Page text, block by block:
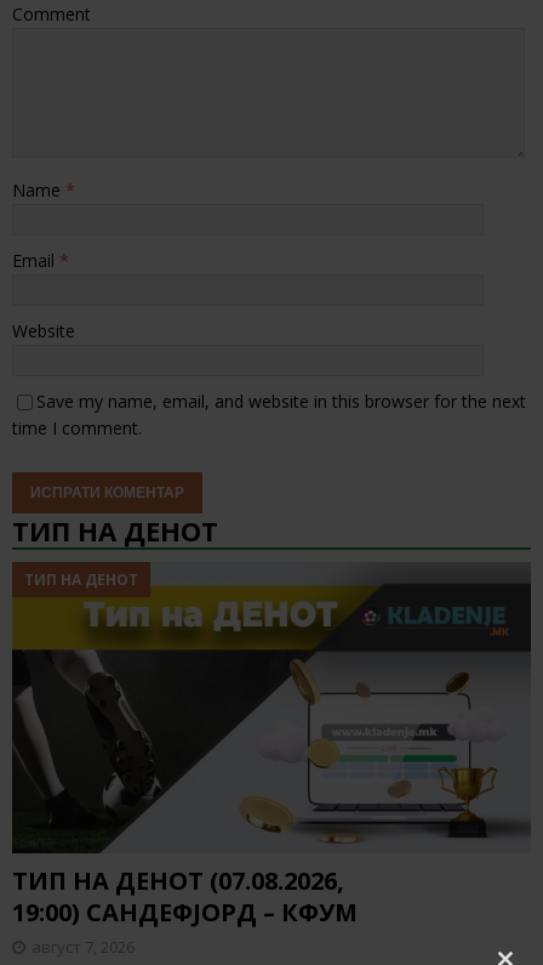
Comment
Name *
Email *
Website
Save my name, email, and website in this browser for the next
time I comment.
ТИП НА ДЕНОТ
ТИП НА ДЕНОТ
ТИП НА ДЕНОТ (07.08.2026,
19:00) САНДЕФЈОРД – КФУМ
август 7, 2026